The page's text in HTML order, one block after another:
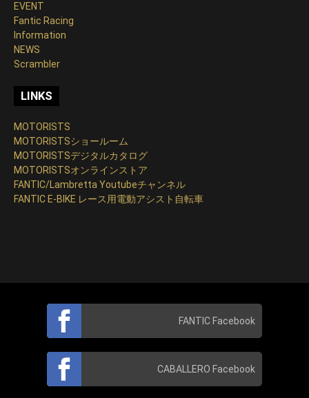
EVENT
Fantic Racing
Information
NEWS
Scrambler
LINKS
MOTORISTS
MOTORISTSショールーム
MOTORISTSデジタルカタログ
MOTORISTSオンラインストア
FANTIC/Lambretta Youtubeチャンネル
FANTIC E-BIKE レース用電動アシスト自転車
FANTIC Facebook
CABALLERO Facebook